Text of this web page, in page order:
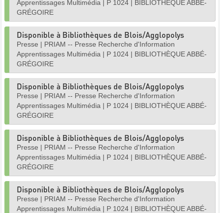
Apprentissages Multimédia | P 1024 | BIBLIOTHÈQUE ABBÉ-
GRÉGOIRE
Disponible à Bibliothèques de Blois/Agglopolys
Presse | PRIAM -- Presse Recherche d'Information
Apprentissages Multimédia | P 1024 | BIBLIOTHÈQUE ABBÉ-
GRÉGOIRE
Disponible à Bibliothèques de Blois/Agglopolys
Presse | PRIAM -- Presse Recherche d'Information
Apprentissages Multimédia | P 1024 | BIBLIOTHÈQUE ABBÉ-
GRÉGOIRE
Disponible à Bibliothèques de Blois/Agglopolys
Presse | PRIAM -- Presse Recherche d'Information
Apprentissages Multimédia | P 1024 | BIBLIOTHÈQUE ABBÉ-
GRÉGOIRE
Disponible à Bibliothèques de Blois/Agglopolys
Presse | PRIAM -- Presse Recherche d'Information
Apprentissages Multimédia | P 1024 | BIBLIOTHÈQUE ABBÉ-